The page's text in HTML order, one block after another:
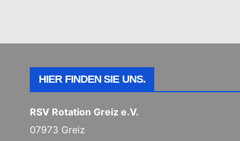
HIER FINDEN SIE UNS.
RSV Rotation Greiz e.V.
07973 Greiz